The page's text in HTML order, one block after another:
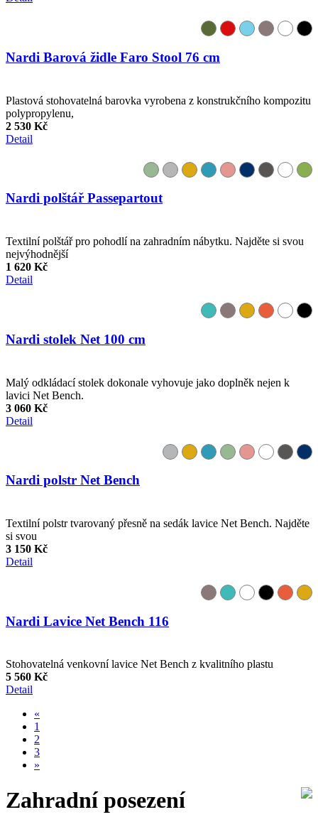
Nardi Barová židle Faro Stool 76 cm
Plastová stohovatelná barovka vyrobena z konstrukčního kompozitu
polypropylenu,
2 530 Kč
Detail
Nardi polštář Passepartout
Textilní polštář pro pohodlí na zahradním nábytku. Najděte si svou
nejvýhodnější
1 620 Kč
Detail
Nardi stolek Net 100 cm
Malý odkládací stolek dokonale vyhovuje jako doplněk nejen k
lavici Net Bench.
3 060 Kč
Detail
Nardi polstr Net Bench
Textilní polstr tvarovaný přesně na sedák lavice Net Bench. Najděte
si svou
3 150 Kč
Detail
Nardi Lavice Net Bench 116
Stohovatelná venkovní lavice Net Bench z kvalitního plastu
5 560 Kč
Detail
«
1
2
3
»
Zahradní posezení